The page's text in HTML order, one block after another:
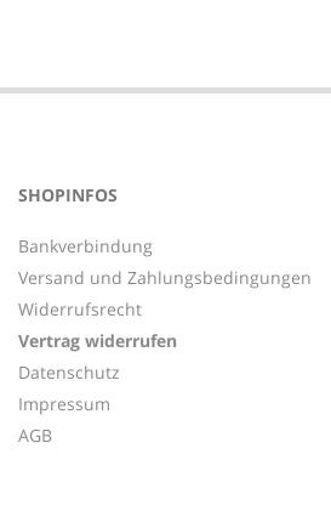
11-
SHOPINFOS
Bankverbindung
Versand und Zahlungsbedingungen
Widerrufsrecht
Vertrag widerrufen
Datenschutz
Impressum
AGB